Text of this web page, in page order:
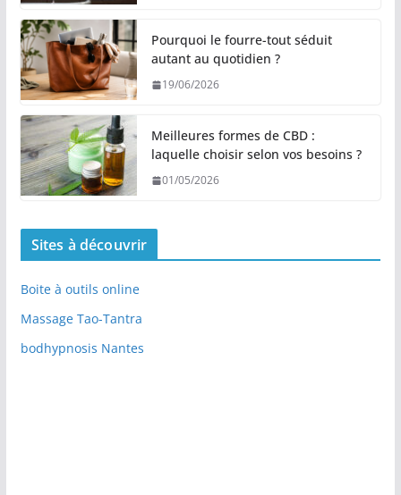
Pourquoi le fourre-tout séduit
autant au quotidien ?
19/06/2026
Meilleures formes de CBD :
laquelle choisir selon vos besoins ?
01/05/2026
Sites à découvrir
Boite à outils online
Massage Tao-Tantra
bodhypnosis Nantes